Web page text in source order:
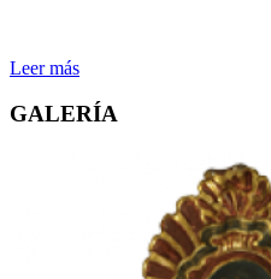
Leer más
GALERÍA